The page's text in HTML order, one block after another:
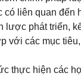
có liên quan đến
lược phát triển,
với các mục
thực hiện các